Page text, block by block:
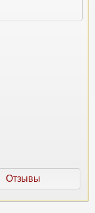
Отзывы